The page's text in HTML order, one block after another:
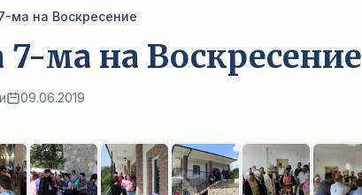
ма на Воскресение
7-ма на Воскресение
09.06.2019